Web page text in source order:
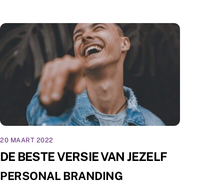
20 MAART 2022
DE BESTE VERSIE VAN JEZELF
PERSONAL BRANDING